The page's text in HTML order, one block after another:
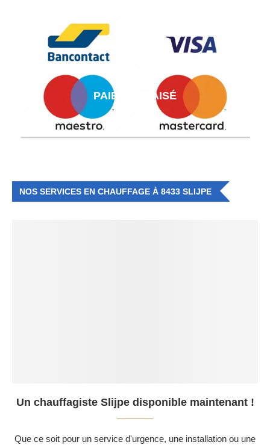
PAIEMENT AISÉ
NOS SERVICES EN CHAUFFAGE À 8433 SLIJPE
Un chauffagiste Slijpe disponible maintenant !
Que ce soit pour un service d'urgence, une installation ou une